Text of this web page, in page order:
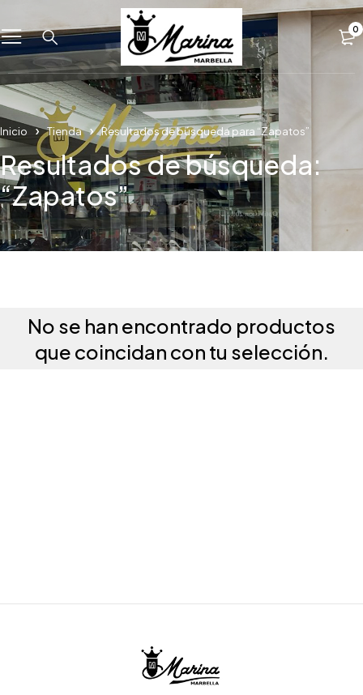
0
Inicio Tienda Resultados de búsqueda para “Zapatos”
Resultados de búsqueda:
“Zapatos”
No se han encontrado productos
que coincidan con tu selección.